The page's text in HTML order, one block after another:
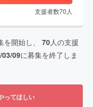
支援者数70 人
を開始し、 70人の支援
03/09に募集を終了しま
ってほしい